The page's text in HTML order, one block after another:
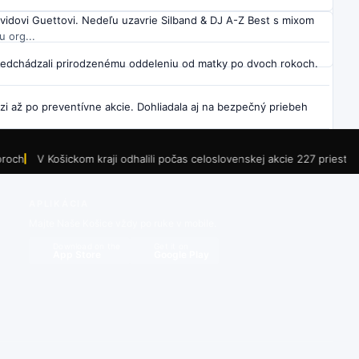
Guettovi. Nedeľu uzavrie Silband & DJ A-Z Best s mixom
prirodzenému oddeleniu od matky po dvoch rokoch.
po preventívne akcie. Dohliadala aj na bezpečný priebeh
org...
kraji odhalili počas celoslovenskej akcie 227 priestupkov.